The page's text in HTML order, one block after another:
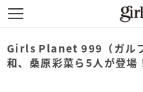
Girls Planet 999（ガル
和、桑原彩菜ら5人が登